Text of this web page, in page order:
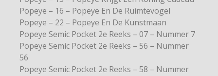
Popeye – 16 – Popeye En De Ruimtevogel
Popeye – 22 – Popeye En De Kunstmaan
Popeye Semic Pocket 2e Reeks – 07 – Nummer 7
Popeye Semic Pocket 2e Reeks – 56 – Nummer
56
Popeye Semic Pocket 2e Reeks – 58 – Nummer